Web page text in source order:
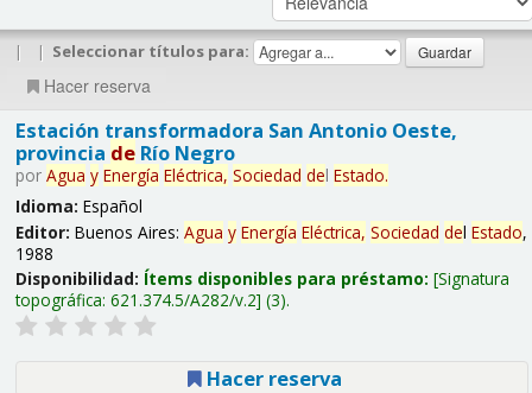
| | Seleccionar títulos para:
Hacer reserva
Estación transformadora San Antonio Oeste,
provincia deRío Negro
por Agua y Energía Eléctrica, Sociedad del Estado.
Idioma: Español
Editor: Buenos Aires: Agua y Energía Eléctrica, Sociedad del Estado,
1988
Disponibilidad: Ítems disponibles para préstamo: Signatura
topográfica: 621.374.5/A282/v.2 (3).
Hacer reserva